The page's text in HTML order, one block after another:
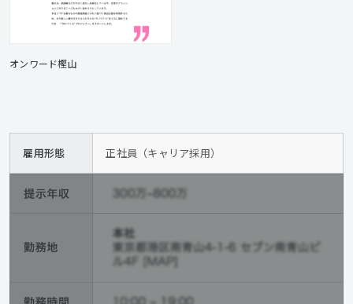
オンワード樫山
雇用形態 正社員（キャリア採用）